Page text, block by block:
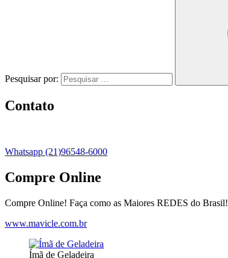
Pesquisar por:
Contato
Whatsapp (21)96548-6000
Compre Online
Compre Online! Faça como as Maiores REDES do Brasil!
www.mavicle.com.br
Ímã de Geladeira